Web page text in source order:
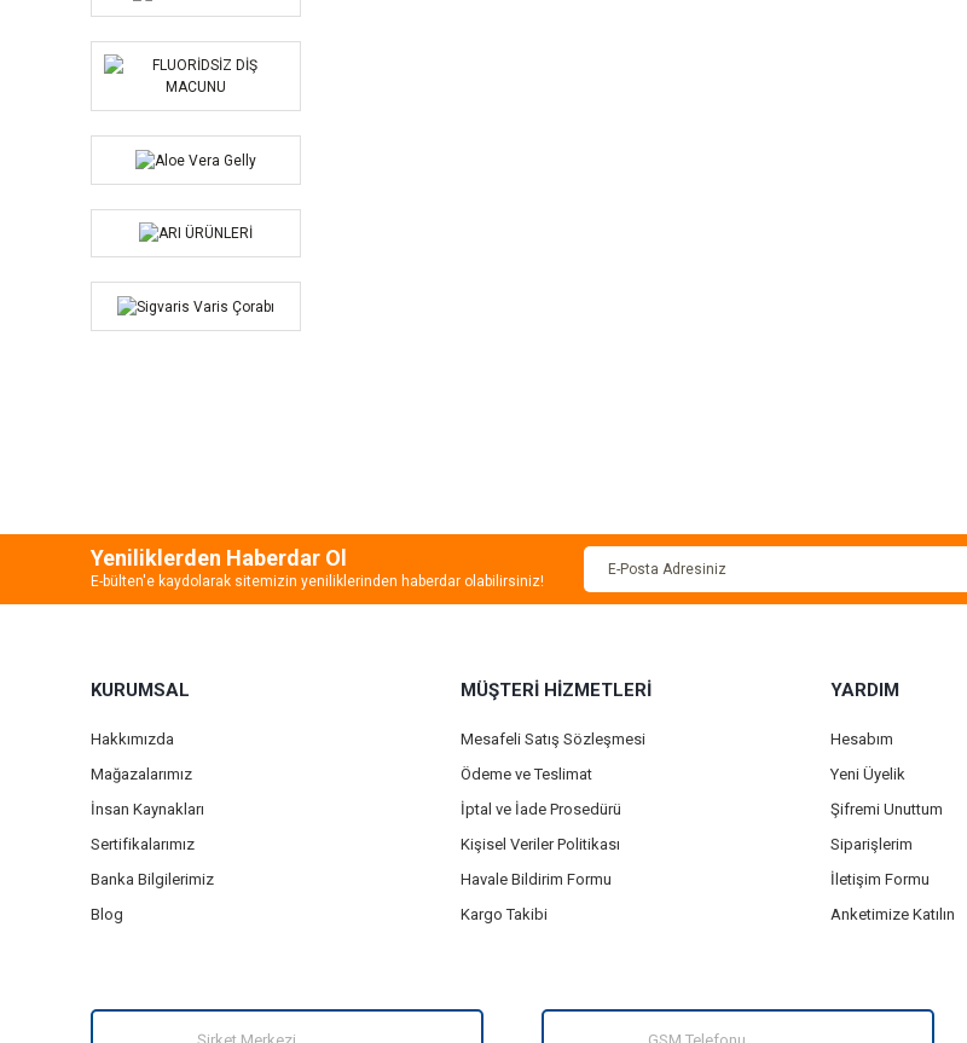
Yeniliklerden Haberdar Ol
E-bülten'e kaydolarak sitemizin yeniliklerinden haberdar olabilirsiniz!
KURUMSAL
Hakkımızda
Mağazalarımız
İnsan Kaynakları
Sertifikalarımız
Banka Bilgilerimiz
Blog
MÜŞTERİ HİZMETLERİ
Mesafeli Satış Sözleşmesi
Ödeme ve Teslimat
İptal ve İade Prosedürü
Kişisel Veriler Politikası
Havale Bildirim Formu
Kargo Takibi
YARDIM
Hesabım
Yeni Üyelik
Şifremi Unuttum
Siparişlerim
İletişim Formu
Anketimize Katılın